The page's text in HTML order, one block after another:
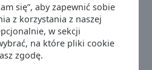
się”, aby zapewnić sobie
z korzystania z naszej
w sekcji
na które pliki cookie
zgodę.
12 662 22 63